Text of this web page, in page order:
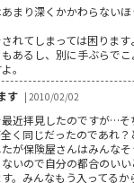
まり深くかかわらない
れてしまっては困ります
あるし、別に手ぶらで
。
す | 2010/02/02
近拝見したのですが…
く同じだったのであれ
が保険屋さんはみんな
いので自分の都合のい
。みんなもう入ってる